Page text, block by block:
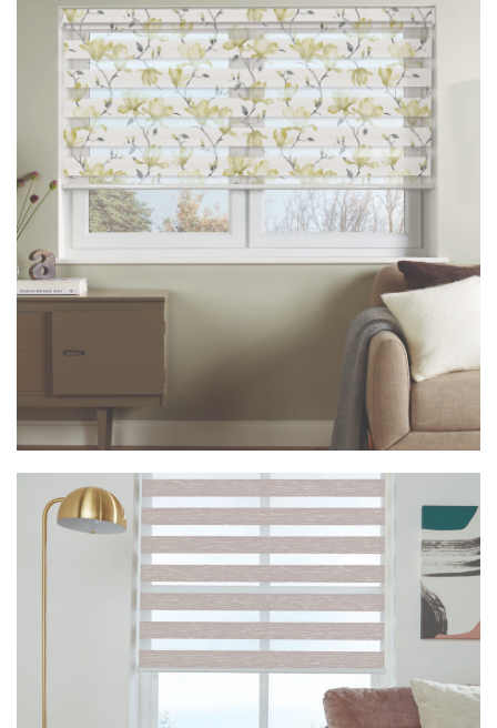
Vision Floreale Marine
Vision Floreale Pippin